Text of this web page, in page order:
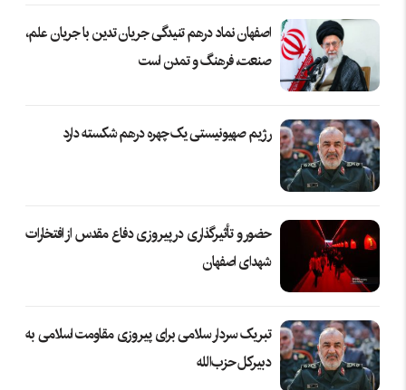
اصفهان نماد درهم تنیدگی جریان تدین با جریان علم،
صنعت، فرهنگ و تمدن است
رژیم صهیونیستی یک چهره درهم شکسته دارد
حضور و تأثیرگذاری در پیروزی دفاع مقدس از افتخارات
شهدای اصفهان
تبریک سردار سلامی برای پیروزی مقاومت اسلامی به
دبیرکل حزب‌الله